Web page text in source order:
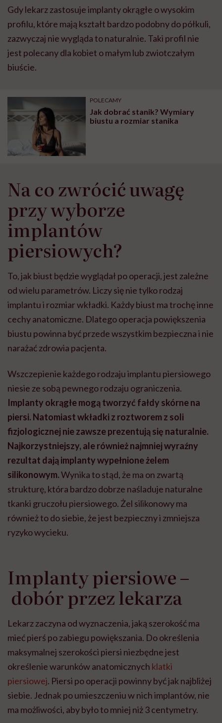
Gdy lekarz zastosuje implanty okrągłe o wysokim
profilu, które mają kształt bardzo podobny do półkuli,
zazwyczaj nie wygląda to naturalnie. Taki profil nie
jest polecany dla kobiet o małym lub zwiotczałym
biuście.
POLECAMY
Jak dobrać stanik? Wymiary
biustu a rozmiar stanika
Na co zwrócić uwagę
przy wyborze
implantów
piersiowych?
To, jak biust będzie wyglądał po operacji, jest zależne
od wielu parametrów. Liczy się nie tylko rodzaj
implantu i rozmiar wkładki. Każdy biust ma trochę inne
cechy anatomiczne. Dlatego operacja powiększenia
biustu powinna być przede wszystkim bezpieczna i nie
narażać zdrowia pacjenta.
Wszczepienie każdego rodzaju implantu piersiowego
niesie ze sobą pewnego rodzaju ograniczenia.
Implanty okrągłe mogą tworzyć fałdy skórne na
piersi. Natomiast wkładki z roztworem z soli
fizjologicznej nie zawsze prezentują się naturalnie.
Najkorzystniejszy, ale również najmniej wyraźny
rezultat dają implanty wypełnione żelem
silikonowym.Wynika to stąd, że ma on zwartą
strukturę, która bardzo dobrze naśladuje naturalne
tkanki gruczołu piersiowego. Żel silikonowy ma
również to do siebie, że jest bezpieczny i zmniejsza
ryzyko wycieku.
Implanty piersiowe –
dobór przez lekarza
Lekarz zaczyna od wyznaczenia, jaką szerokość ma
mieć pierś po zabiegu powiększania. Do określenia
maksymalnej szerokości piersi niezbędne jest
określenie warunków anatomicznych klatki
piersiowej. Piersi po operacji powinny być jak najbliżej
siebie. Jednak po umieszczeniu w nich implantów, nie
ma możliwości, aby było to mniej niż 3 centymetry.